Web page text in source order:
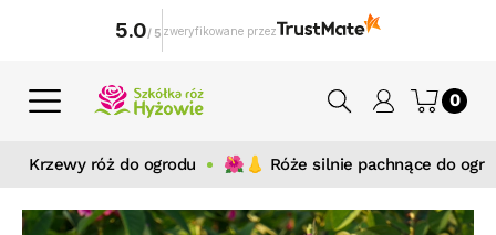
0
Krzewy róż do ogrodu 🌺👃 Róże silnie pachnące do
5.0/ 5 zweryfikowane przez